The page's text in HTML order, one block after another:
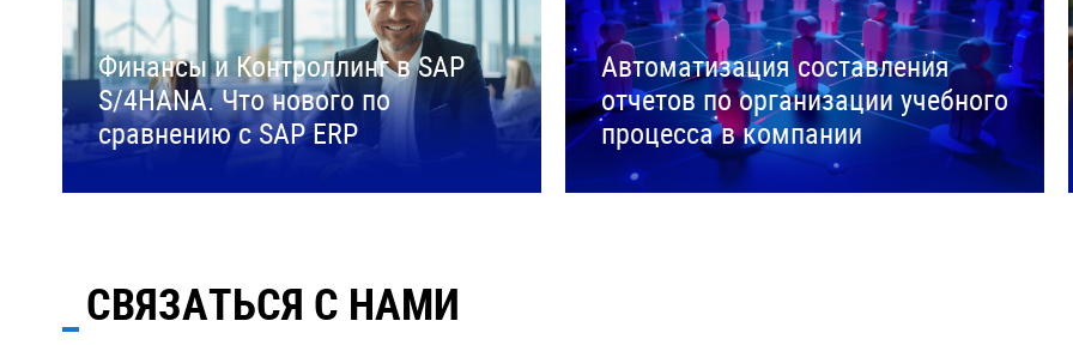
Финансы и Контроллинг в SAP
S/4HANA. Что нового по
сравнению с SAP ERP
Автоматизация составления
отчетов по организации учебного
процесса в компании
СВЯЗАТЬСЯ С НАМИ